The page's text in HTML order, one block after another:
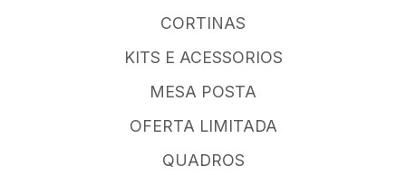
CORTINAS
KITS E ACESSORIOS
MESA POSTA
OFERTA LIMITADA
QUADROS